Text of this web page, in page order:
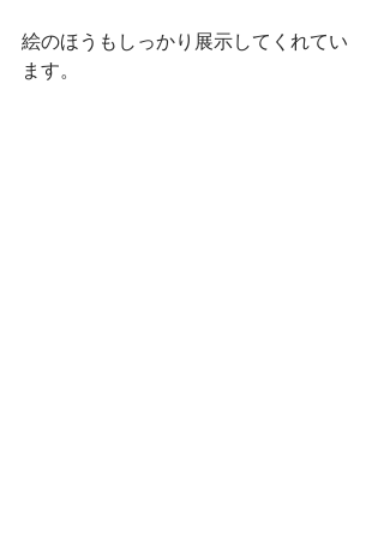
絵のほうもしっかり展示してくれてい
ます。